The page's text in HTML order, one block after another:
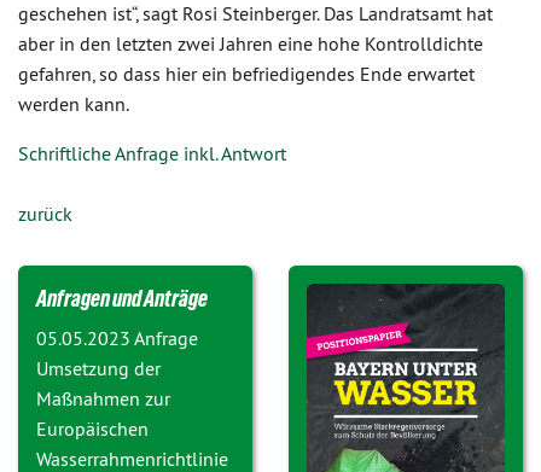
geschehen ist“, sagt Rosi Steinberger. Das Landratsamt hat
aber in den letzten zwei Jahren eine hohe Kontrolldichte
gefahren, so dass hier ein befriedigendes Ende erwartet
werden kann.
Schriftliche Anfrage inkl. Antwort
zurück
Anfragen und Anträge
05.05.2023 Anfrage
Umsetzung der
Maßnahmen zur
Europäischen
Wasserrahmenrichtlinie